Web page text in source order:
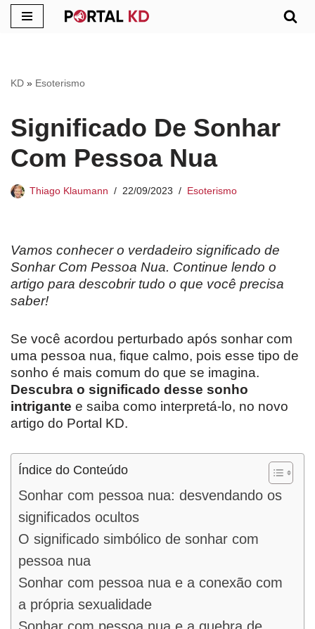
conteúdo
KD » Esoterismo
Significado De Sonhar
Com Pessoa Nua
Thiago Klaumann 22/09/2023 Esoterismo
Vamos conhecer o verdadeiro significado de
Sonhar Com Pessoa Nua. Continue lendo o
artigo para descobrir tudo o que você precisa
saber!
Se você acordou perturbado após sonhar com
uma pessoa nua, fique calmo, pois esse tipo de
sonho é mais comum do que se imagina.
Descubra o significado desse sonho
intrigante e saiba como interpretá-lo, no novo
artigo do Portal KD.
Índice do Conteúdo
Sonhar com pessoa nua: desvendando os
significados ocultos
O significado simbólico de sonhar com
pessoa nua
Sonhar com pessoa nua e a conexão com
a própria sexualidade